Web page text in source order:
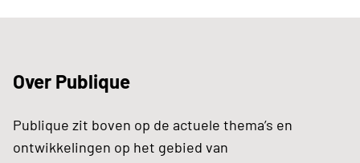
Over Publique
Publique zit boven op de actuele thema’s en
ontwikkelingen op het gebied van